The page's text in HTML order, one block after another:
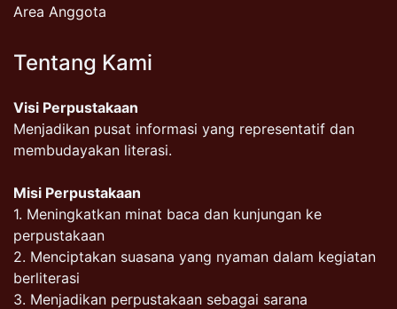
Area Anggota
Tentang Kami
Visi Perpustakaan
Menjadikan pusat informasi yang representatif dan
membudayakan literasi.
Misi Perpustakaan
1. Meningkatkan minat baca dan kunjungan ke
perpustakaan
2. Menciptakan suasana yang nyaman dalam kegiatan
berliterasi
3. Menjadikan perpustakaan sebagai sarana